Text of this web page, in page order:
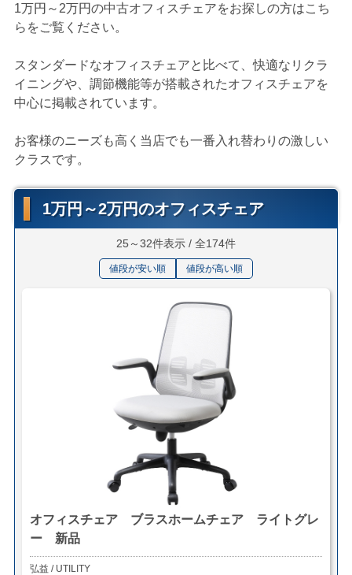
1万円～2万円の中古オフィスチェアをお探しの方はこち
らをご覧ください。
スタンダードなオフィスチェアと比べて、快適なリクラ
イニングや、調節機能等が搭載されたオフィスチェアを
中心に掲載されています。
お客様のニーズも高く当店でも一番入れ替わりの激しい
クラスです。
1万円～2万円のオフィスチェア
25～32件表示 / 全174件
値段が安い順 値段が高い順
オフィスチェア ブラスホームチェア ライトグレ
ー 新品
弘益 / UTILITY